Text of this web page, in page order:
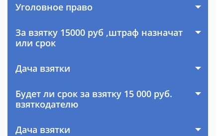
Уголовное право
За взятку 15000 руб ,штраф назначат
или срок
Дача взятки
Будет ли срок за взятку 15 000 руб.
взяткодателю
Дача взятки